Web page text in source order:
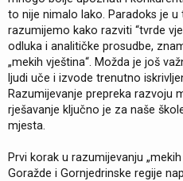
to nije nimalo lako. Paradoks je
razumijemo kako razviti “tvrde
odluka i analitičke prosudbe,
„mekih vještina“. Možda je još
ljudi uče i izvode trenutno
Razumijevanje prepreka razvoju
rješavanje ključno je za naše
mjesta.
Prvi korak u razumijevanju
Goražde i Gornjedrinske regije